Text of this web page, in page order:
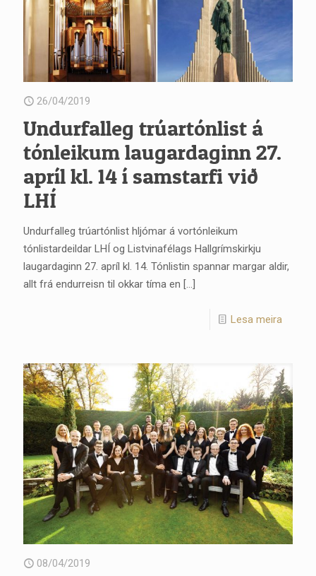
26/04/2019
Undurfalleg trúartónlist á
tónleikum laugardaginn 27.
apríl kl. 14 í samstarfi við
LHÍ
Undurfalleg trúartónlist hljómar á vortónleikum
tónlistardeildar LHÍ og Listvinafélags Hallgrímskirkju
laugardaginn 27. apríl kl. 14. Tónlistin spannar margar aldir,
allt frá endurreisn til okkar tíma en […]
Lesa meira
08/04/2019